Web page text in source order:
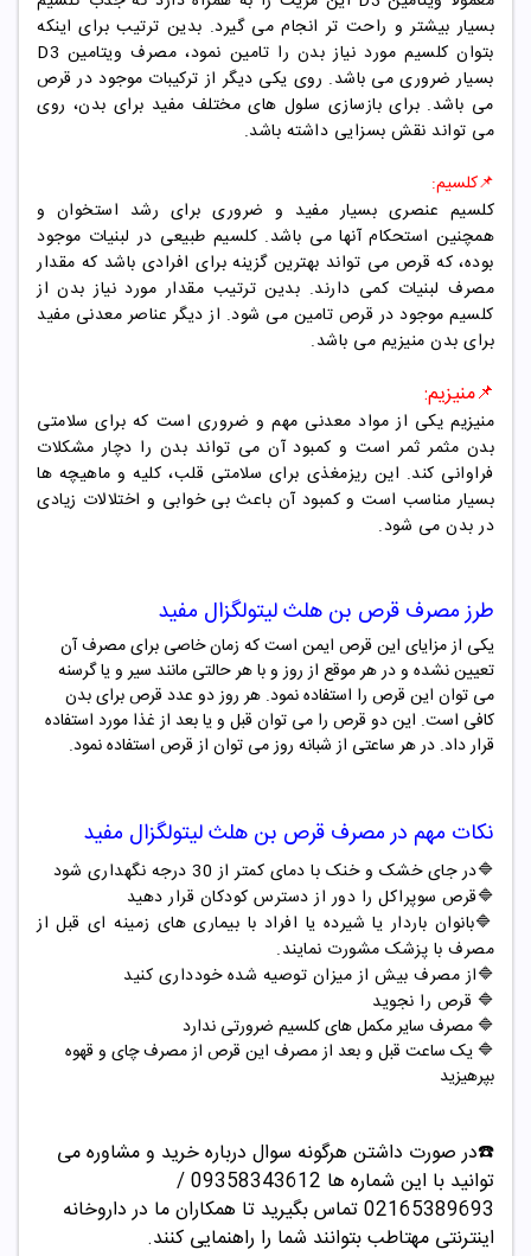
بسیار بیشتر و راحت تر انجام می گیرد. بدین ترتیب برای اینکه
بتوان کلسیم مورد نیاز بدن را تامین نمود، مصرف ویتامین D3
بسیار ضروری می باشد. روی یکی دیگر از ترکیبات موجود در قرص
می باشد. برای بازسازی سلول های مختلف مفید برای بدن، روی
می تواند نقش بسزایی داشته باشد.
📌کلسیم:
کلسیم عنصری بسیار مفید و ضروری برای رشد استخوان و
همچنین استحکام آنها می باشد. کلسیم طبیعی در لبنیات موجود
بوده، که قرص می تواند بهترین گزینه برای افرادی باشد که مقدار
مصرف لبنیات کمی دارند. بدین ترتیب مقدار مورد نیاز بدن از
کلسیم موجود در قرص تامین می شود. از دیگر عناصر معدنی مفید
برای بدن منیزیم می باشد.
📌منیزیم:
منيزيم يکی از مواد معدنی مهم و ضروری است که برای سلامتی
بدن مثمر ثمر است و کمبود آن می تواند بدن را دچار مشکلات
فراوانی کند. اين ريزمغذی برای سلامتی قلب، کليه و ماهيچه ها
بسيار مناسب است و کمبود آن باعث بی خوابی و اختلالات زيادی
در بدن می شود.
طرز مصرف قرص بن هلثلیتولگزال مفید
یکی از مزایای این قرص ایمن است که زمان خاصی برای مصرف آن
تعیین نشده و در هر موقع از روز و با هر حالتی مانند سیر و یا گرسنه
می توان این قرص را استفاده نمود. هر روز دو عدد قرص برای بدن
کافی است. این دو قرص را می توان قبل و یا بعد از غذا مورد استفاده
قرار داد. در هر ساعتی از شبانه روز می توان از قرص استفاده نمود.
نکات مهم در مصرف قرص بن هلثلیتولگزال مفید
🔷در جای خشک و خنک با دمای کمتر از 30 درجه نگهداری شود
🔷قرص سوپراکل را دور از دسترس کودکان قرار دهید
🔷بانوان باردار یا شیرده یا افراد با بیماری های زمینه ای قبل از
مصرف با پزشک مشورت نمایند.
🔷از مصرف بیش از میزان توصیه شده خودداری کنید
🔷 قرص را نجوید
🔷 مصرف سایر مکمل های کلسیم ضرورتی ندارد
🔷 یک ساعت قبل و بعد از مصرف این قرص از مصرف چای و قهوه
بپرهیزید
☎️در صورت داشتن هرگونه سوال درباره خرید و مشاوره می
توانید با این شماره ها 09358343612 /
02165389693تماس بگیرید تا همکاران ما در داروخانه
اینترنتی مهتاطب بتوانند شما را راهنمایی کنند.